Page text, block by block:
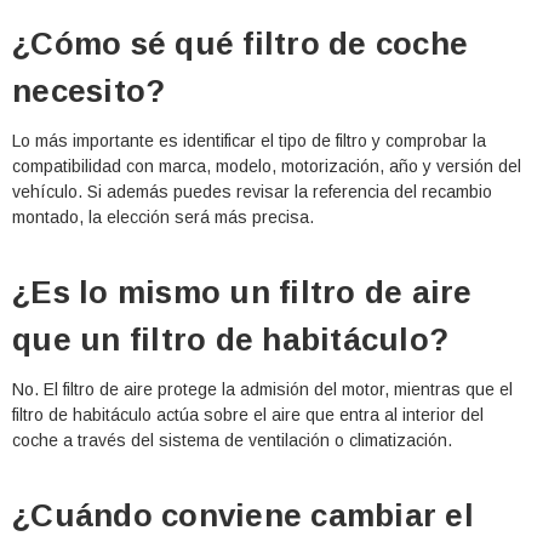
¿Cómo sé qué filtro de coche
necesito?
Lo más importante es identificar el tipo de filtro y comprobar la
compatibilidad con marca, modelo, motorización, año y versión del
vehículo. Si además puedes revisar la referencia del recambio
montado, la elección será más precisa.
¿Es lo mismo un filtro de aire
que un filtro de habitáculo?
No. El filtro de aire protege la admisión del motor, mientras que el
filtro de habitáculo actúa sobre el aire que entra al interior del
coche a través del sistema de ventilación o climatización.
¿Cuándo conviene cambiar el